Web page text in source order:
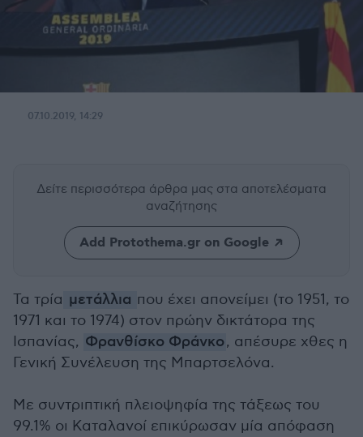
07.10.2019, 14:29
Δείτε περισσότερα άρθρα μας στα αποτελέσματα
αναζήτησης
Add Protothema.gr on Google
Τα τρία μετάλλια που έχει απονείμει (το 1951, το
1971 και το 1974) στον πρώην δικτάτορα της
Ισπανίας, Φρανθίσκο Φράνκο, απέσυρε χθες η
Γενική Συνέλευση της Μπαρτσελόνα.
Με συντριπτική πλειοψηφία της τάξεως του
99.1% οι Καταλανοί επικύρωσαν μία απόφαση